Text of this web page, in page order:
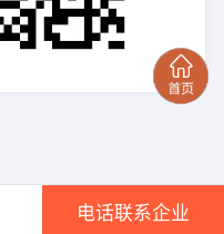
电话联系企业